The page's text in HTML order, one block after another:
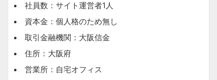
社員数：サイト運営者1人
資本金：個人格のため無し
取引金融機関：大阪信金
住所：大阪府
営業所：自宅オフィス